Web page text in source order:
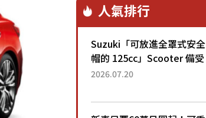
人氣排行
Suzuki「可放進全罩式安全
帽的 125cc」Scooter 備受
矚目！採用全新流線設計與
已陸續開始出口的新款
「B...
2026.07.20